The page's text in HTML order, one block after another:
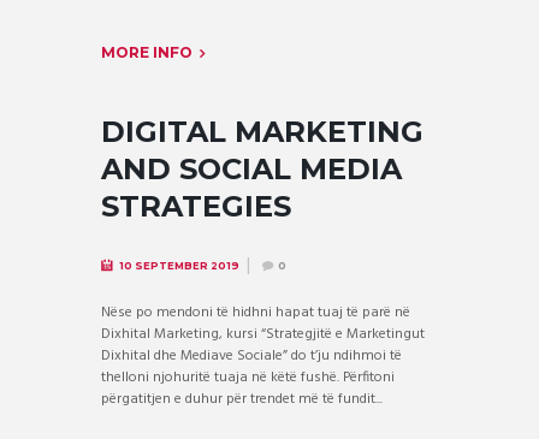
MORE INFO
DIGITAL MARKETING
AND SOCIAL MEDIA
STRATEGIES
10 SEPTEMBER 2019 0
Nëse po mendoni të hidhni hapat tuaj të parë në
Dixhital Marketing, kursi “Strategjitë e Marketingut
Dixhital dhe Mediave Sociale” do t’ju ndihmoi të
thelloni njohuritë tuaja në këtë fushë. Përfitoni
përgatitjen e duhur për trendet më të fundit...